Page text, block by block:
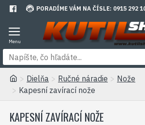
PORADÍME VÁM NA ČÍSLE: 0915 292
Dielňa Ručné náradie
Nože
Kapesní zavírací nože
KAPESNÍ ZAVÍRACÍ NOŽE